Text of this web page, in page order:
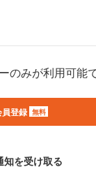
みが利用可能
登録 無料
知を受け取る